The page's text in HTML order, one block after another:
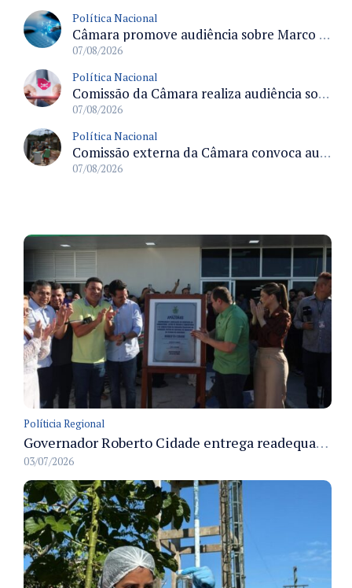
Política Nacional
Câmara promove audiência sobre Marco de Fomento à Economia Digital e impactos da inteligência artificial
07/08/2026
Política Nacional
Comissão da Câmara realiza audiência sobre apostas online para medir o tamanho do mercado ilegal
07/08/2026
Política Nacional
Comissão externa da Câmara convoca audiência pública sobre chuvas na Zona da Mata de Minas Gerais e impactos em Juiz de Fora
07/08/2026
Políticia Regional
Governador Roberto Cidade entrega readequação do ambulatório da FCecon e amplia capacidade de atendimento oncológico em Manaus
03/07/2026